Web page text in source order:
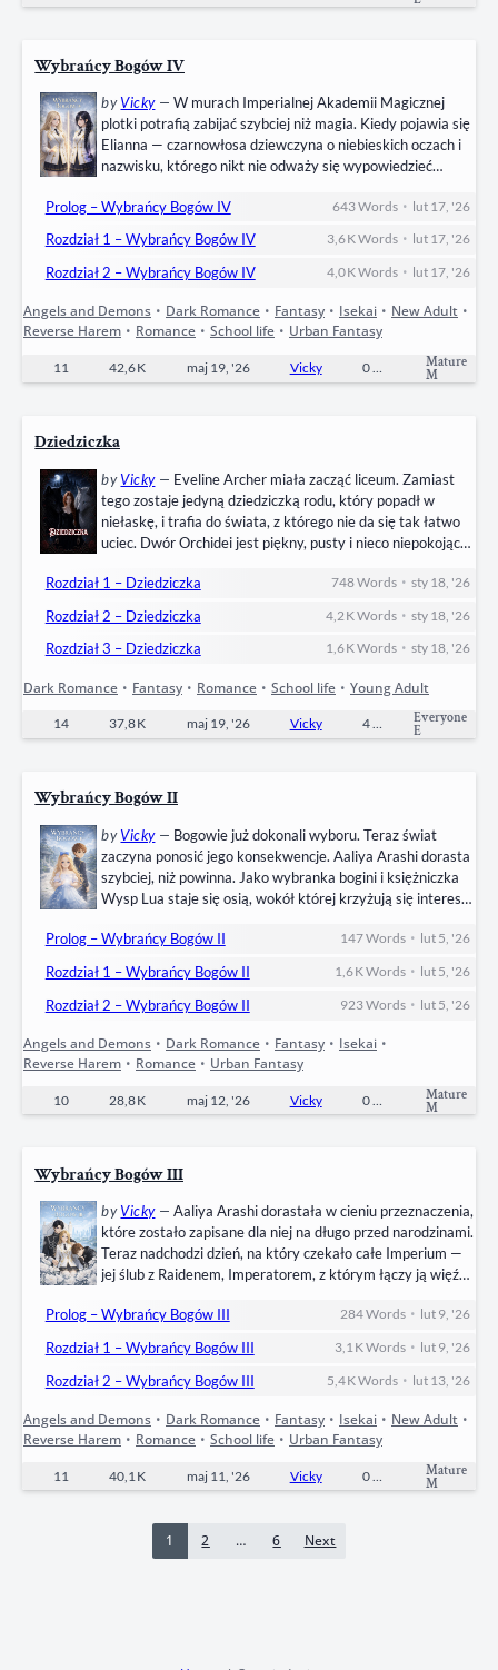
Wybrańcy Bogów IV
byVicky— W murach Imperialnej Akademii Magicznej
plotki potrafią zabijać szybciej niż magia. Kiedy pojawia się
Elianna — czarnowłosa dziewczyna o niebieskich oczach i
nazwisku, którego nikt nie odważy się wypowiedzieć
Imperatora, zaczyna pękać. Testy potwierdzają prawdę —
Elianna jest córką Raidena. Dziewiętnaście lat ukrywana,
wychowana w nienawiści do Imperium, przyjeżdża nie po
koronę, lecz po odpowiedzi. Problem…
Prolog – Wybrańcy Bogów IV 643Words • lut 17, '26
Rozdział 1 – Wybrańcy Bogów IV 3,6 KWords • lut 17, '26
Rozdział 2 – Wybrańcy Bogów IV 4,0 KWords • lut 17, '26
Angels and Demons • Dark Romance • Fantasy • Isekai • New Adult •
Reverse Harem • Romance • School life • Urban Fantasy
11 42,6 K maj 19, '26 Vicky 0 Completed
Mature
M
Dziedziczka
byVicky— Eveline Archer miała zacząć liceum. Zamiast
tego zostaje jedyną dziedziczką rodu, który popadł w
niełaskę, i trafia do świata, z którego nie da się tak łatwo
uciec. Dwór Orchidei jest piękny, pusty i nieco niepokojący.
Eveline obserwują ci, którzy najchętniej widzieliby ją
elitarnej akademii dla dziedziczek —…
Rozdział 1 – Dziedziczka 748Words •sty 18, '26
Rozdział 2 – Dziedziczka 4,2 KWords •sty 18, '26
Rozdział 3 – Dziedziczka 1,6 KWords •sty 18, '26
Dark Romance • Fantasy • Romance • School life • Young Adult
14 37,8 K maj 19, '26 Vicky 4 Ongoing
Everyone
E
Wybrańcy Bogów II
byVicky— Bogowie już dokonali wyboru. Teraz świat
zaczyna ponosić jego konsekwencje. Aaliya Arashi dorasta
szybciej, niż powinna. Jako wybranka bogini i księżniczka
Wysp Lua staje się osią, wokół której krzyżują się interesy
czekali na moment słabości. Każda decyzja ma swoją cenę,
tajemnicę, która nigdy nie powinna ujrzeć…
Prolog – Wybrańcy Bogów II 147Words • lut 5, '26
Rozdział 1 – Wybrańcy Bogów II 1,6 KWords • lut 5, '26
Rozdział 2 – Wybrańcy Bogów II 923Words • lut 5, '26
Angels and Demons • Dark Romance • Fantasy • Isekai •
Reverse Harem • Romance • Urban Fantasy
10 28,8 K maj 12, '26 Vicky 0 Completed
Mature
M
Wybrańcy Bogów III
byVicky— Aaliya Arashi dorastała w cieniu przeznaczenia,
które zostało zapisane dla niej na długo przed narodzinami.
Teraz nadchodzi dzień, na który czekało całe Imperium —
jej ślub z Raidenem, Imperatorem, z którym łączy ją więź
Aaliyi nie jest już puste. W jej życiu pojawił się Ryu —
Prolog – Wybrańcy Bogów III 284Words • lut 9, '26
Rozdział 1 – Wybrańcy Bogów III 3,1 KWords • lut 9, '26
Rozdział 2 – Wybrańcy Bogów III 5,4 KWords • lut 13, '26
Angels and Demons • Dark Romance • Fantasy • Isekai • New Adult •
Reverse Harem • Romance • School life • Urban Fantasy
11 40,1 K maj 11, '26 Vicky 0 Completed
Mature
M
1 2 … 6 Next